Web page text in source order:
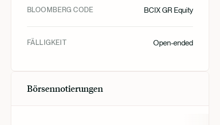
BLOOMBERG CODE BCIX GR Equity
FÄLLIGKEIT Open-ended
Börsennotierungen